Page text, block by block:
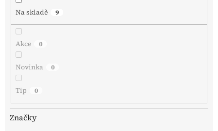
Na skladě 9
Akce 0
Novinka 0
Tip 0
Značky